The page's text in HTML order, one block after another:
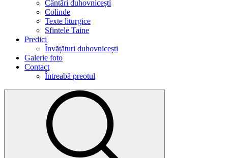
Cântări duhovnicești
Colinde
Texte liturgice
Sfintele Taine
Predici
Învățături duhovnicești
Galerie foto
Contact
Întreabă preotul